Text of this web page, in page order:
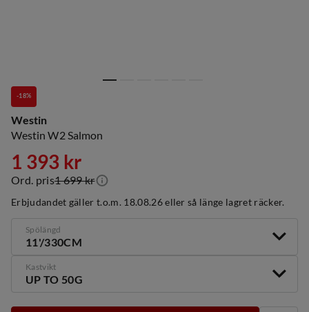
-18%
Westin
Westin W2 Salmon
discounted
price
1 393 kr
original
price
Ord. pris1 699 kr
Erbjudandet gäller t.o.m. 18.08.26 eller så länge lagret räcker.
Spölängd
11'/330CM
Kastvikt
UP TO 50G